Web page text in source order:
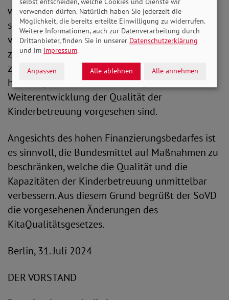
werden können. Dazu müsste allerdings eine
soziale Staffelung gemäß § 90 Abs. 3 SGB VIII
vorgenommen werden, um eine Fehlförderung
zu vermeiden. Vor allem müsste es sich um
zusätzliche Mittel aus den Landeshaushalten
handeln, nicht aber aus Mitteln, die für die
Weiterentwicklung der Qualität der
Kinderbetreuung vorgesehen sind.
Angesichts des hohen Finanzierungsbedarfes ist
es sinnvoll, die Bundesmittel auf Maßnahmen zu
beschränken, welche die Qualität und die
Kapazitäten der Kinderbetreuung unmittelbar
verbessern. Aus diesem Grund begrüßt der SoVD
die vorgesehenen Änderungen des
KitaQualitätsgesetzes.
Berlin, 31. Juli 2024
DER VORSTAND
verwenden dürfen. Natürlich haben Sie jederzeit die
Möglichkeit, die bereits erteilte Einwilligung zu widerrufen.
Weitere Informationen, auch zur Datenverarbeitung durch
Drittanbieter, finden Sie in unserer Datenschutzerklärung
und im Impressum.
Anpassen Alle ablehnen Alle annehmen